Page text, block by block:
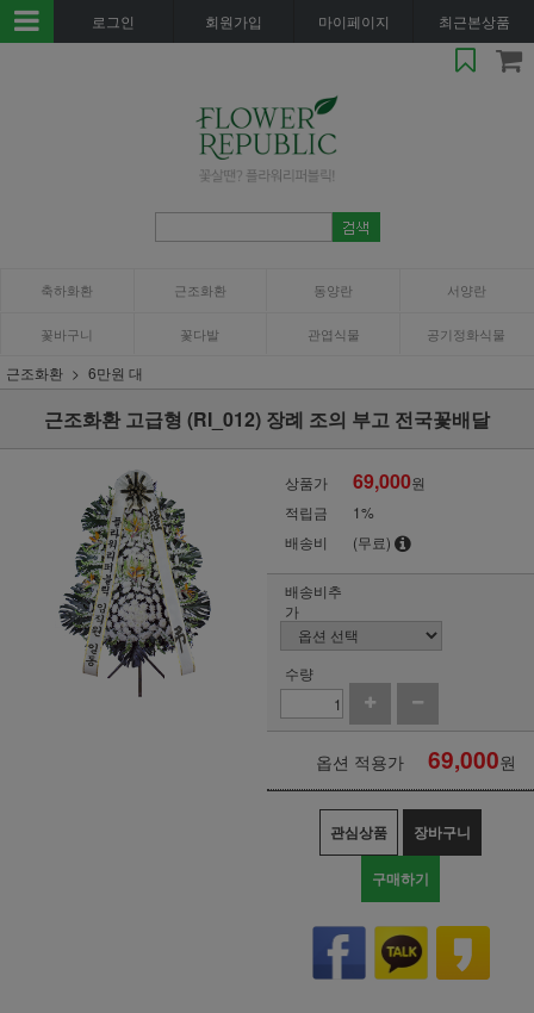
로그인 회원가입 마이페이지 최근본상품
축하화환 근조화환 동양란 서양란
꽃바구니 꽃다발 관엽식물 공기정화식물
근조화환 6만원 대
근조화환 고급형 (RI_012) 장례 조의 부고 전국꽃배달
상품가 69,000원
적립금
1%
배송비
(무료)
배송비추
가
수량
옵션 적용가 69,000원
관심상품 장바구니
구매하기